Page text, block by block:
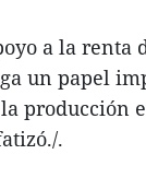
a la renta
un papel
producción
.